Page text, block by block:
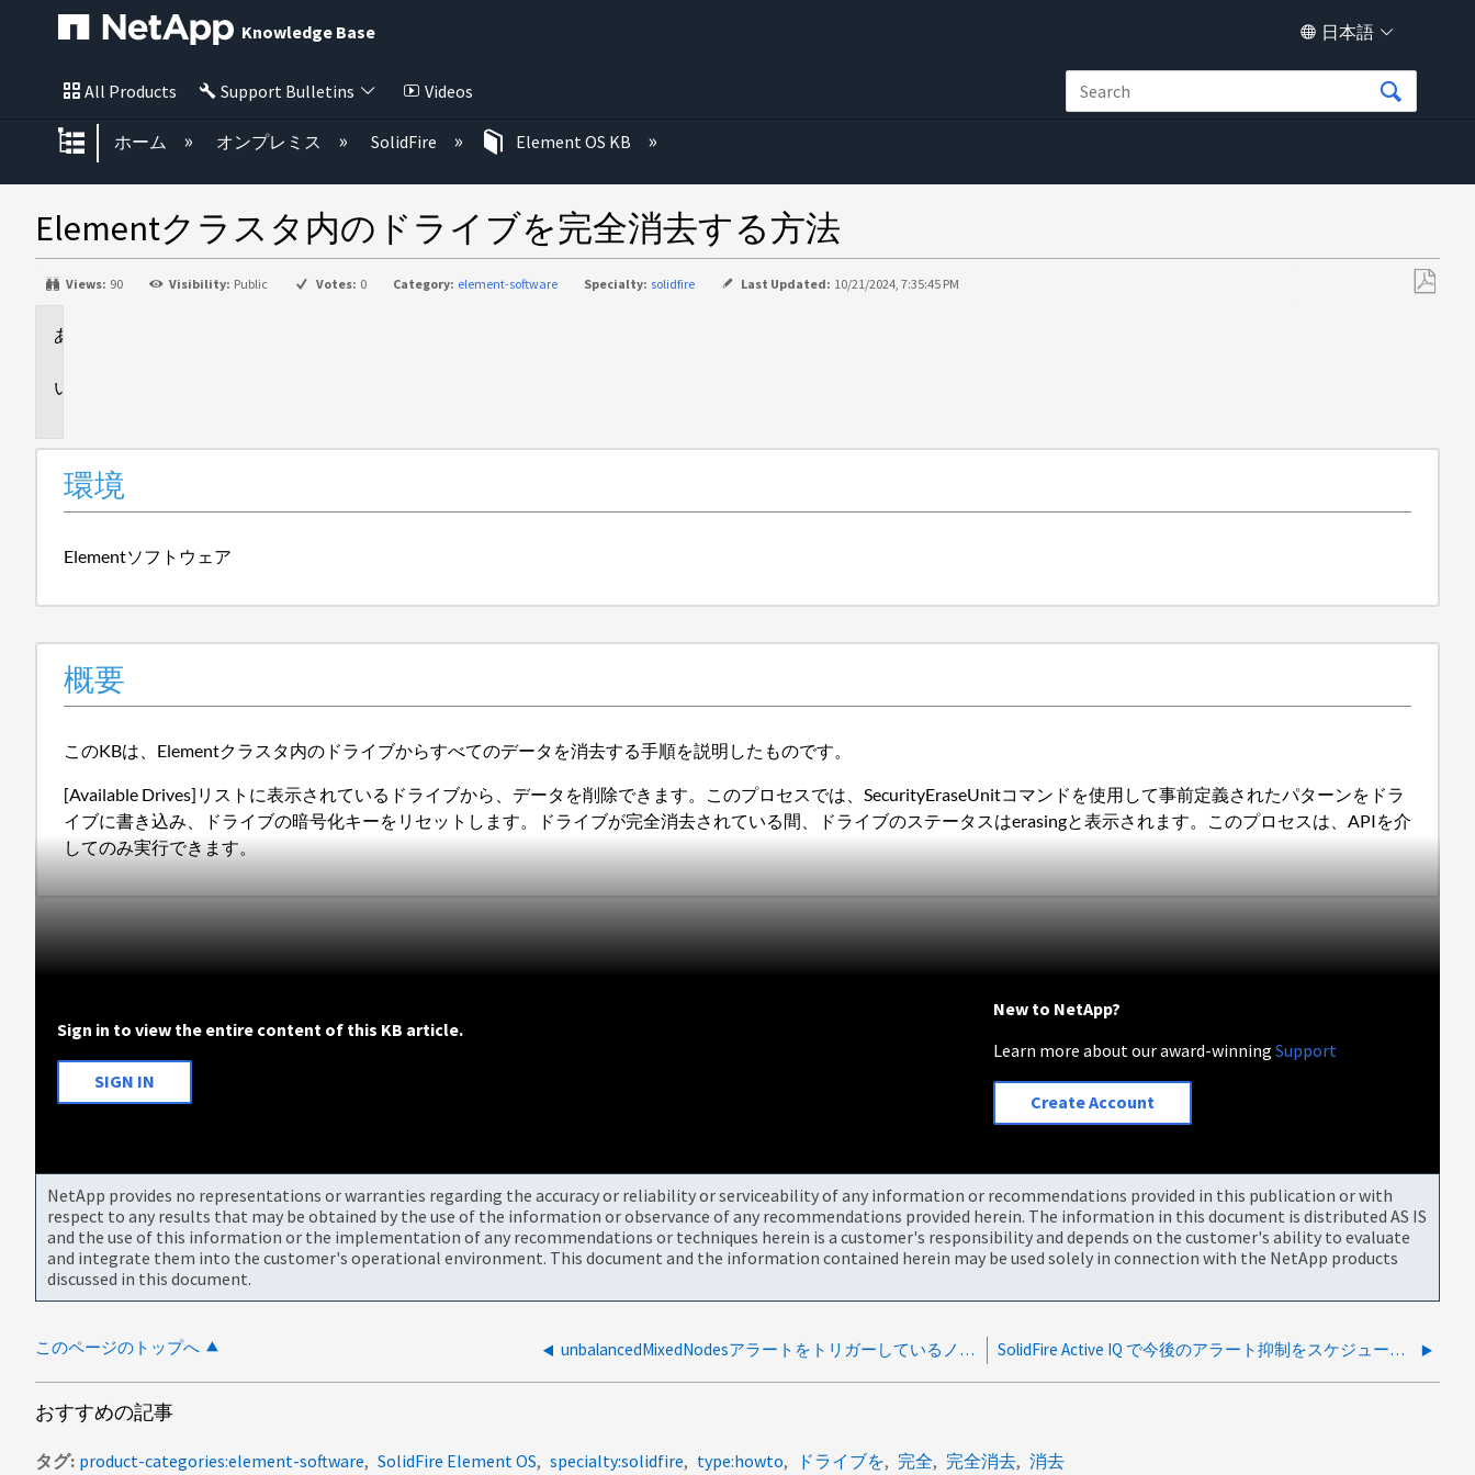
Knowledge Base 日本語
All Products Support Bulletins Videos
グローバル階層を展開/折りたたむ
ホーム オンプレミス SolidFire Element OS KB
Elementクラスタ内のドライブを完全消去する方法
Views: 90 Visibility: Public Votes: 0 Category: element-software Specialty: solidfire Last Updated: 10/21/2024, 7:35:45 PM
環境
Elementソフトウェア
概要
このKBは、Elementクラスタ内のドライブからすべてのデータを消去する手順を説明したものです。
[Available Drives]リストに表示されているドライブから、データを削除できます。このプロセスでは、SecurityEraseUnitコマンドを使用して事前定義されたパターンをドラ
イブに書き込み、ドライブの暗号化キーをリセットします。ドライブが完全消去されている間、ドライブのステータスはerasingと表示されます。このプロセスは、APIを介
してのみ実行できます。
Sign in to view the entire content of this KB article.
SIGN IN
New to NetApp?
Learn more about our award-winningSupport
Create Account
NetApp provides no representations or warranties regarding the accuracy or reliability or serviceability of any information or recommendations provided in this publication or with
respect to any results that may be obtained by the use of the information or observance of any recommendations provided herein. The information in this document is distributed AS IS
and the use of this information or the implementation of any recommendations or techniques herein is a customer's responsibility and depends on the customer's ability to evaluate
and integrate them into the customer's operational environment. This document and the information contained herein may be used solely in connection with the NetApp products
discussed in this document.
このページのトップへ unbalancedMixedNodesアラートをトリガーしているノードを安全に削除する方法 SolidFire Active IQ で今後のアラート抑制をスケジュールする方法
おすすめの記事
タグ product-categories:element-software SolidFire Element OS specialty:solidfire type:howto ドライブを 完全 完全消去 消去